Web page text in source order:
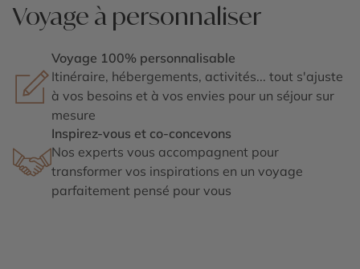
Voyage à personnaliser
Voyage 100% personnalisable
Itinéraire, hébergements, activités... tout s'ajuste
à vos besoins et à vos envies pour un séjour sur
mesure
Inspirez-vous et co-concevons
Nos experts vous accompagnent pour
transformer vos inspirations en un voyage
parfaitement pensé pour vous